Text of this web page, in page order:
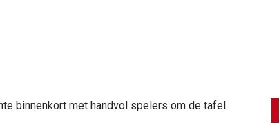
binnenkort met handvol spelers om de tafel